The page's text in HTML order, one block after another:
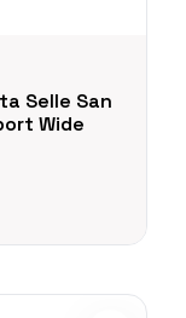
Selle San
Wide
Marco GNB Open